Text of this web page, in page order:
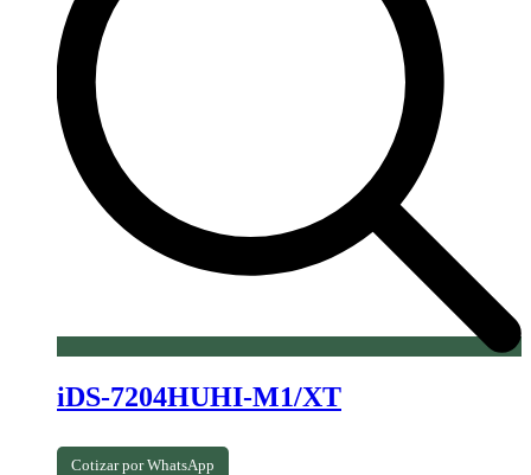
iDS-7204HUHI-M1/XT
Cotizar por WhatsApp